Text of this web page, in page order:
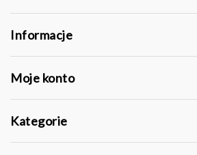
Informacje
Moje konto
Kategorie